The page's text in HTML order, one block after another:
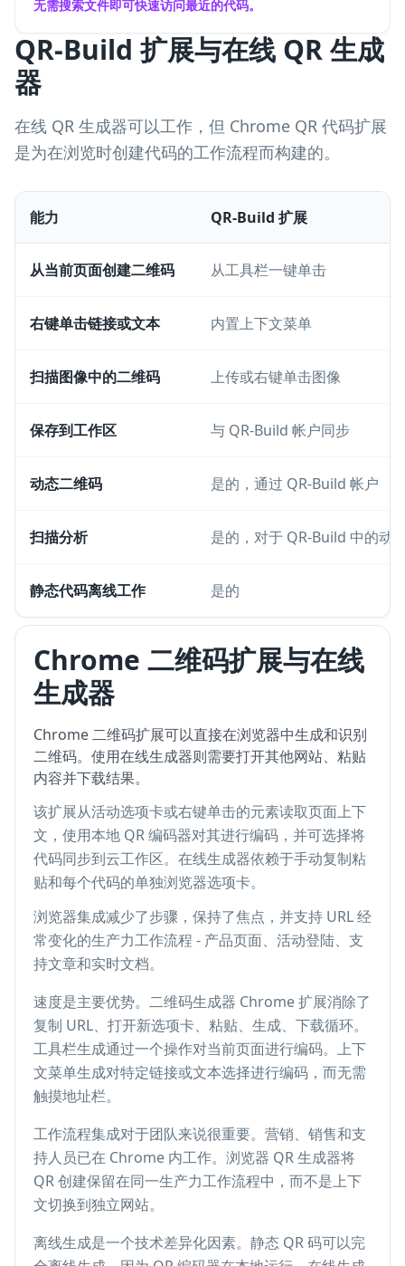
无需搜索文件即可快速访问最近的代码。
QR-Build 扩展与在线 QR 生成
器
在线 QR 生成器可以工作，但 Chrome QR 代码扩展
是为在浏览时创建代码的工作流程而构建的。
能力 QR-Build 扩展
从当前页面创建二维码 从工具栏一键单击
右键单击链接或文本 内置上下文菜单
扫描图像中的二维码 上传或右键单击图像
保存到工作区 与 QR-Build 帐户同步
动态二维码 是的，通过 QR-Build 帐户
扫描分析 是的，对于 QR-Build 中的动
静态代码离线工作 是的
Chrome 二维码扩展与在线
生成器
Chrome 二维码扩展可以直接在浏览器中生成和识别
二维码。使用在线生成器则需要打开其他网站、粘贴
内容并下载结果。
该扩展从活动选项卡或右键单击的元素读取页面上下
文，使用本地 QR 编码器对其进行编码，并可选择将
代码同步到云工作区。在线生成器依赖于手动复制粘
贴和每个代码的单独浏览器选项卡。
浏览器集成减少了步骤，保持了焦点，并支持 URL 经
常变化的生产力工作流程 - 产品页面、活动登陆、支
持文章和实时文档。
速度是主要优势。二维码生成器 Chrome 扩展消除了
复制 URL、打开新选项卡、粘贴、生成、下载循环。
工具栏生成通过一个操作对当前页面进行编码。上下
文菜单生成对特定链接或文本选择进行编码，而无需
触摸地址栏。
工作流程集成对于团队来说很重要。营销、销售和支
持人员已在 Chrome 内工作。浏览器 QR 生成器将
QR 创建保留在同一生产力工作流程中，而不是上下
文切换到独立网站。
离线生成是一个技术差异化因素。静态 QR 码可以完